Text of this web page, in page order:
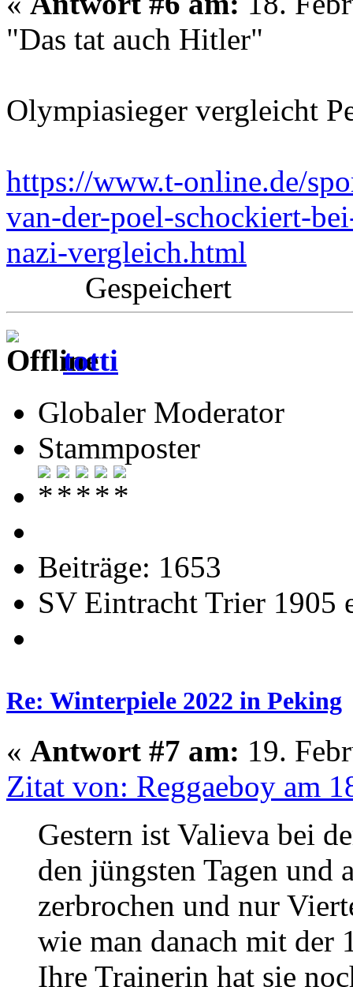
"Das tat auch Hitler"
Olympiasieger vergleicht
https://www.t-online.de/
van-der-poel-schockiert-
nazi-vergleich.html
Gespeichert
totti
Globaler Moderator
Stammposter
Beiträge: 1653
SV Eintracht Trier 1905
Re: Winterpiele 2022 in Peking
« Antwort #7 am: 19.
Zitat von: Reggaeboy am
Gestern ist Valieva bei
den jüngsten Tagen
zerbrochen und nur
wie man danach mit der
Ihre Trainerin hat sie